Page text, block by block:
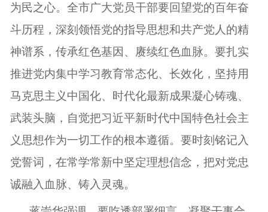
为民之心。全市广大党员干部要回望党的百年奋
斗历程，深刻领悟党的指导思想和共产党人的精
神谱系，传承红色基因、赓续红色血脉。要扎实
推进党内集中学习教育常态化、长效化，坚持用
马克思主义中国化、时代化最新成果凝心铸魂、
武装头脑，自觉把习近平新时代中国特色社会主
义思想作为一切工作的根本遵循。要时刻铭记入
党誓词，在常学常新中坚定理想信念，把对党忠
诚融入血脉、铸入灵魂。